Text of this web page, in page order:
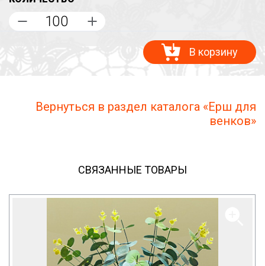
В корзину
Вернуться в раздел каталога «Ерш для
венков»
СВЯЗАННЫЕ ТОВАРЫ